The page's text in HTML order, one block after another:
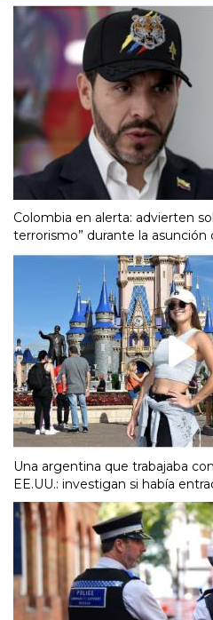
Colombia en alerta: advierten
terrorismo” durante la asunción
Una argentina que trabajaba
EE.UU.: investigan si había